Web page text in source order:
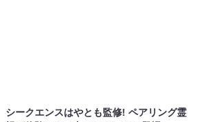
シークエンスはやとも監修! ペアリング霊